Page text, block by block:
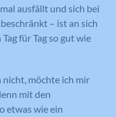
ausfällt und sich bei
– ist an sich
für Tag so gut wie
nicht, möchte ich mir
mit den
etwas wie ein